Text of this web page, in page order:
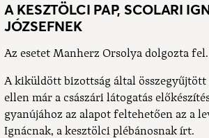
A KESZTÖLCI PAP, SCOLARI
JÓZSEFNEK
Az esetet Manherz Orsolya dolgozta
A kiküldött bizottság által összegyűjtött
ellen már a császári látogatás
gyanújához az alapot feltehetően az a
Ignácnak, a kesztölci plébánosnak írt.